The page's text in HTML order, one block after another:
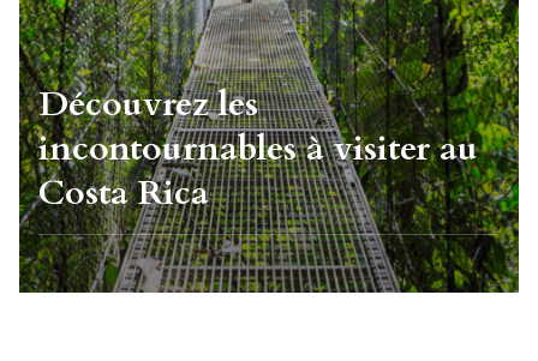
Découvrez les
incontournables à visiter au
Costa Rica